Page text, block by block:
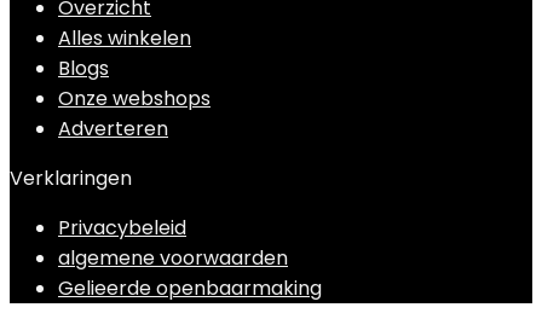
Overzicht
Alles winkelen
Blogs
Onze webshops
Adverteren
Verklaringen
Privacybeleid
algemene voorwaarden
Gelieerde openbaarmaking